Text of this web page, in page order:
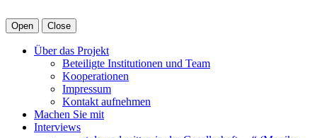
Open Close
Über das Projekt
Beteiligte Institutionen und Team
Kooperationen
Impressum
Kontakt aufnehmen
Machen Sie mit
Interviews